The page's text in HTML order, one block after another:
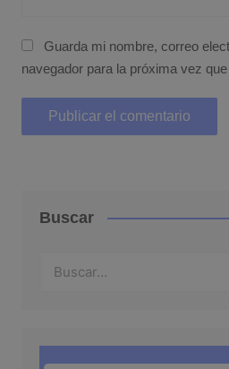
Guarda mi nombre, correo
navegador para la próxima vez
Buscar